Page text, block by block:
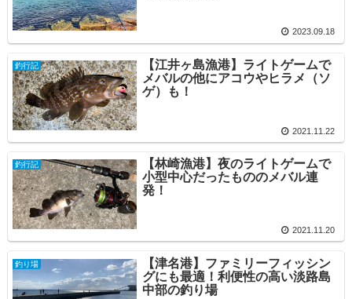
2023.09.18
釣行記
【江井ヶ島漁港】ライトゲームで
メバルの他にアコウやヒラメ（ソ
ゲ）も！
2021.11.22
釣行記
【林崎漁港】夜のライトゲームで
小型中心だったもののメバル連
発！
2021.11.20
釣り場
【津名港】ファミリーフィッシン
グにも最適！利便性の高い淡路島
中部の釣り場